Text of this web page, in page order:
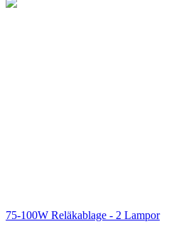
75-100W Reläkablage - 2 Lampor